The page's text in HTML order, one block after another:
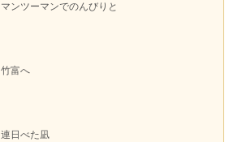
マンツーマンでのんびりと
竹富へ
連日べた凪